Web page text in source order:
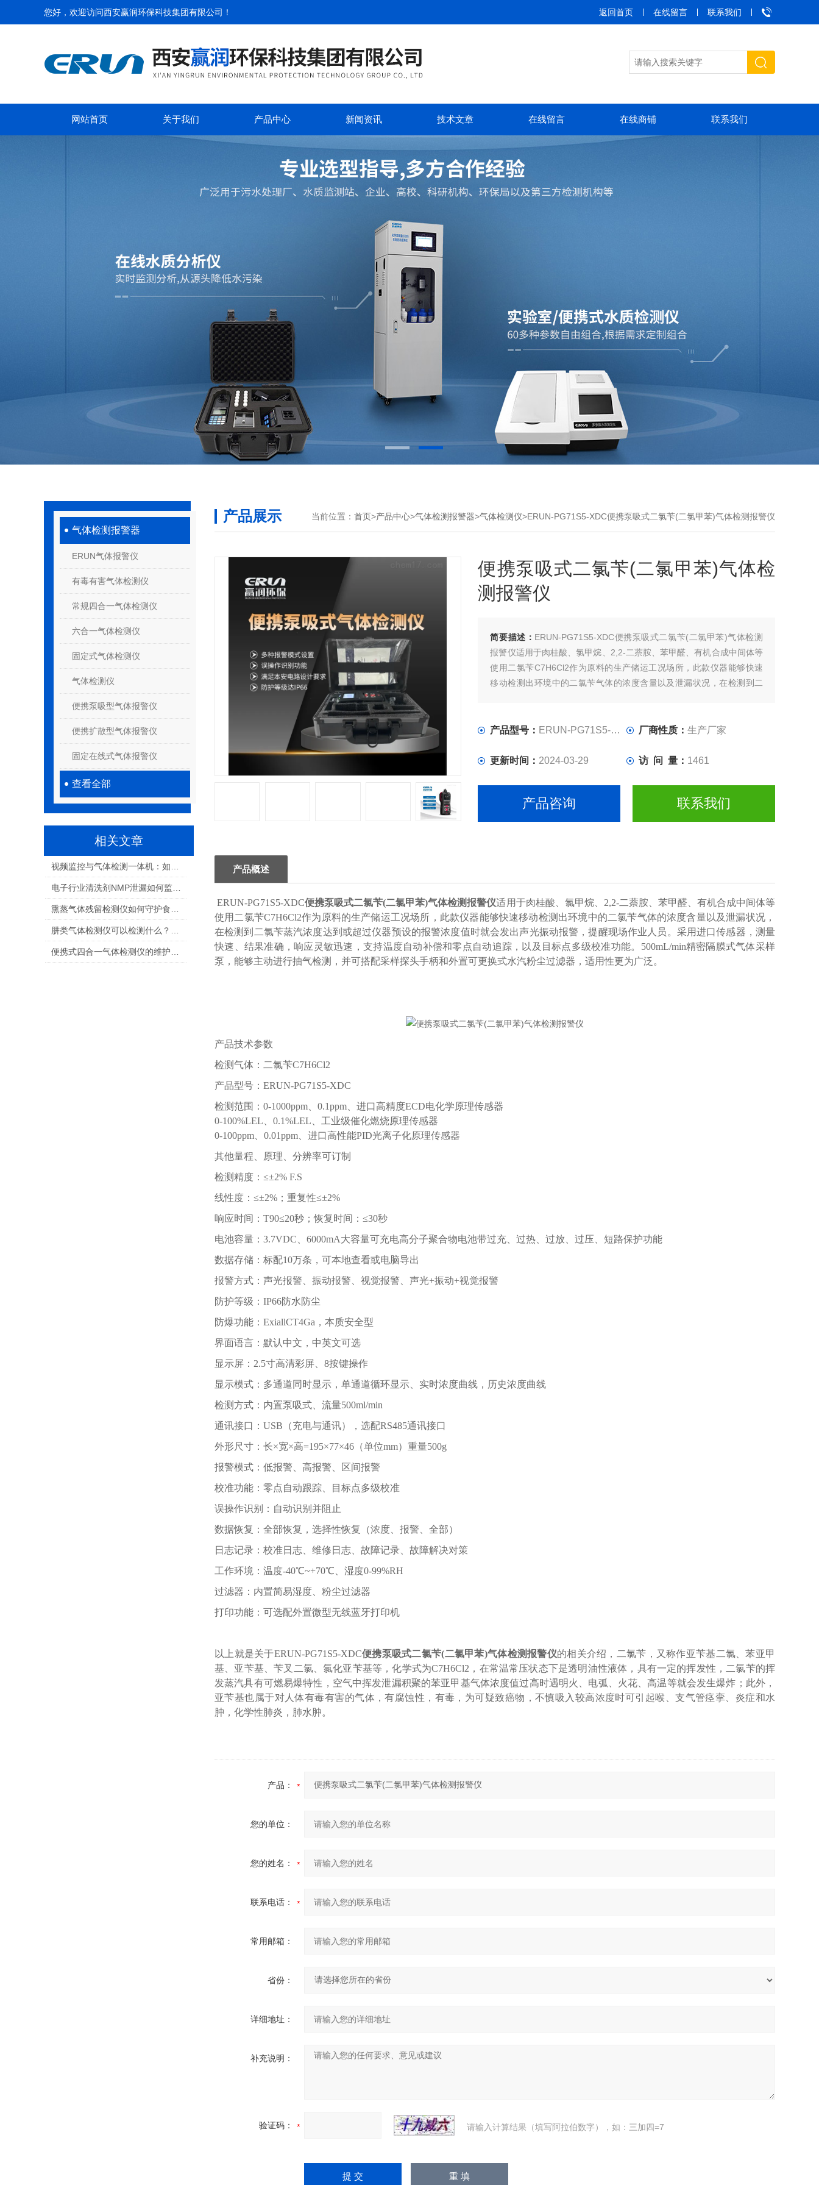
您好，欢迎访问西安赢润环保科技集团有限公司 ！ 返回首页 在线留言 联系我们
网站首页 关于我们 产品中心 新闻资讯 技术文章 在线留言 在线商铺 联系我们
气体检测报警器
ERUN气体报警仪
有毒有害气体检测仪
常规四合一气体检测仪
六合一气体检测仪
固定式气体检测仪
气体检测仪
便携泵吸型气体报警仪
便携扩散型气体报警仪
固定在线式气体报警仪
查看全部
相关文章
产品展示 当前位置： 首页>产品中心>气体检测报警器>气体检测仪>ERUN-PG71S5-XDC便携泵吸式二氯苄(二氯甲苯)气体检测报警仪
便携泵吸式二氯苄(二氯甲苯)气体检
测报警仪
简要描述： ERUN-PG71S5-XDC便携泵吸式二氯苄(二氯甲苯)气体检测
报警仪适用于肉桂酸、氯甲烷、2,2-二萘胺、苯甲醛、有机合成中间体等
使用二氯苄C7H6Cl2作为原料的生产储运工况场所，此款仪器能够快速
移动检测出环境中的二氯苄气体的浓度含量以及泄漏状况，在检测到二
产品型号： ERUN-PG71S5-XDC 厂商性质：生产厂家
更新时间： 2024-03-29 访 问 量： 1461
产品咨询 联系我们
产品概述
ERUN-PG71S5-XDC便携泵吸式二氯苄(二氯甲苯)气体检测报警仪适用于肉桂酸、氯甲烷、2,2-二萘胺、苯甲醛、有机合成中间体等
使用二氯苄C7H6Cl2作为原料的生产储运工况场所，此款仪器能够快速移动检测出环境中的二氯苄气体的浓度含量以及泄漏状况，
在检测到二氯苄蒸汽浓度达到或超过仪器预设的报警浓度值时就会发出声光振动报警，提醒现场作业人员。采用进口传感器，测量
快速、结果准确，响应灵敏迅速，支持温度自动补偿和零点自动追踪，以及目标点多级校准功能。500mL/min精密隔膜式气体采样
泵，能够主动进行抽气检测，并可搭配采样探头手柄和外置可更换式水汽粉尘过滤器，适用性更为广泛。
产品技术参数
检测气体：二氯苄C7H6Cl2
产品型号：ERUN-PG71S5-XDC
检测范围：0-1000ppm、0.1ppm、进口高精度ECD电化学原理传感器
0-100%LEL、0.1%LEL、工业级催化燃烧原理传感器
0-100ppm、0.01ppm、进口高性能PID光离子化原理传感器
其他量程、原理、分辨率可订制
检测精度：≤±2% F.S
线性度：≤±2%；重复性≤±2%
响应时间：T90≤20秒；恢复时间：≤30秒
电池容量：3.7VDC、6000mA大容量可充电高分子聚合物电池带过充、过热、过放、过压、短路保护功能
数据存储：标配10万条，可本地查看或电脑导出
报警方式：声光报警、振动报警、视觉报警、声光+振动+视觉报警
防护等级：IP66防水防尘
防爆功能：ExiallCT4Ga，本质安全型
界面语言：默认中文，中英文可选
显示屏：2.5寸高清彩屏、8按键操作
显示模式：多通道同时显示，单通道循环显示、实时浓度曲线，历史浓度曲线
检测方式：内置泵吸式、流量500ml/min
通讯接口：USB（充电与通讯），选配RS485通讯接口
外形尺寸：长×宽×高=195×77×46（单位mm）重量500g
报警模式：低报警、高报警、区间报警
校准功能：零点自动跟踪、目标点多级校准
误操作识别：自动识别并阻止
数据恢复：全部恢复，选择性恢复（浓度、报警、全部）
日志记录：校准日志、维修日志、故障记录、故障解决对策
工作环境：温度-40℃~+70℃、湿度0-99%RH
过滤器：内置简易湿度、粉尘过滤器
打印功能：可选配外置微型无线蓝牙打印机
以上就是关于ERUN-PG71S5-XDC便携泵吸式二氯苄(二氯甲苯)气体检测报警仪的相关介绍，二氯苄，又称作亚苄基二氯、苯亚甲
基、亚苄基、苄叉二氯、氯化亚苄基等，化学式为C7H6Cl2，在常温常压状态下是透明油性液体，具有一定的挥发性，二氯苄的挥
发蒸汽具有可燃易爆特性，空气中挥发泄漏积聚的苯亚甲基气体浓度值过高时遇明火、电弧、火花、高温等就会发生爆炸；此外，
亚苄基也属于对人体有毒有害的气体，有腐蚀性，有毒，为可疑致癌物，不慎吸入较高浓度时可引起喉、支气管痉挛、炎症和水
肿，化学性肺炎，肺水肿。
产品：
您的单位：
您的姓名：
联系电话：
常用邮箱：
省份：
详细地址：
补充说明：
验证码： 请输入计算结果（填写阿拉伯数字），如：三加四=7